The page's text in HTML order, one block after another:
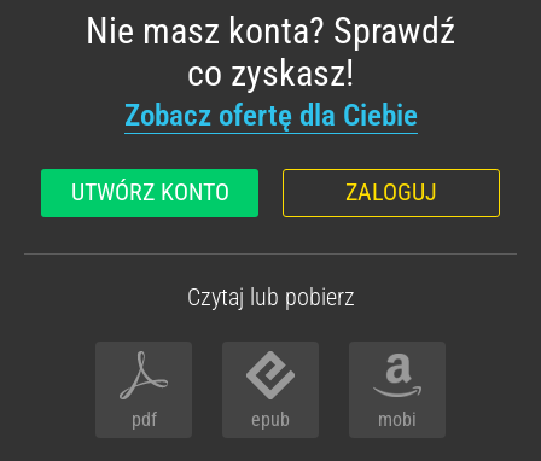
Nie masz konta? Sprawdź
co zyskasz!
Zobacz ofertę dla Ciebie
UTWÓRZ KONTO ZALOGUJ
Czytaj lub pobierz
pdf epub mobi